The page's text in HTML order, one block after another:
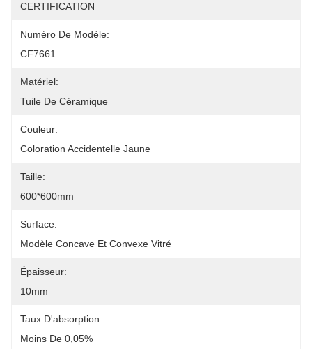
CERTIFICATION
Numéro De Modèle:
CF7661
Matériel:
Tuile De Céramique
Couleur:
Coloration Accidentelle Jaune
Taille:
600*600mm
Surface:
Modèle Concave Et Convexe Vitré
Épaisseur:
10mm
Taux D'absorption:
Moins De 0,05%